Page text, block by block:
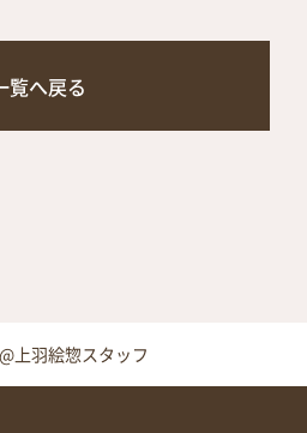
覧へ戻る
上羽絵惣スタッフ